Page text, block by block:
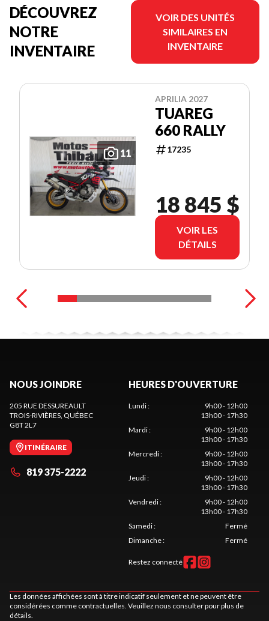
DÉCOUVREZ
NOTRE
INVENTAIRE
VOIR DES UNITÉS
SIMILAIRES EN
INVENTAIRE
11
APRILIA 2027
TUAREG
660 RALLY
17235
18 845 $
VOIR LES
DÉTAILS
NOUS JOINDRE
205 RUE DESSUREAULT
TROIS-RIVIÈRES , QUÉBEC
G8T 2L7
ITINÉRAIRE
819 375-2222
HEURES D'OUVERTURE
Lundi:
9h00 - 12h00
13h00 - 17h30
Mardi:
9h00 - 12h00
13h00 - 17h30
Mercredi:
9h00 - 12h00
13h00 - 17h30
Jeudi:
9h00 - 12h00
13h00 - 17h30
Vendredi:
9h00 - 12h00
13h00 - 17h30
Samedi:
Fermé
Dimanche: Fermé
Restez connecté
Les données affichées sont à titre indicatif seulement et ne peuvent être
considérées comme contractuelles. Veuillez nous consulter pour plus de
détails.